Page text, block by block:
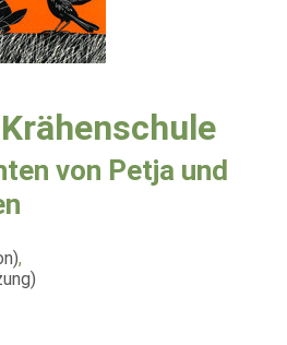
von Petja und
,